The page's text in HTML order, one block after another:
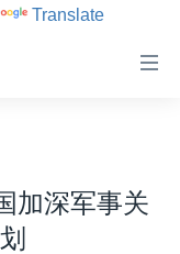
Translate
加深军事关